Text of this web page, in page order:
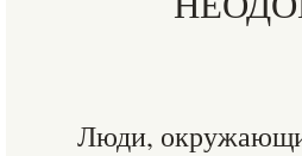
Люди,